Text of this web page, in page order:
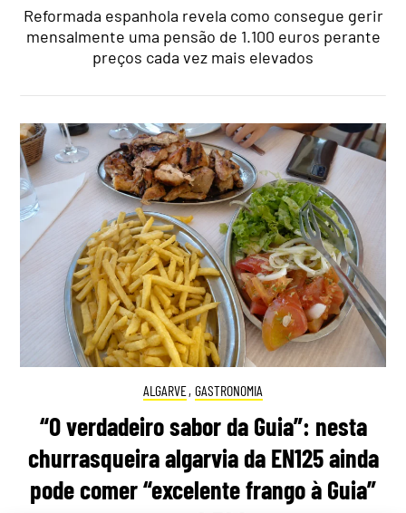
Reformada espanhola revela como consegue gerir
mensalmente uma pensão de 1.100 euros perante
preços cada vez mais elevados
ALGARVE, GASTRONOMIA
“O verdadeiro sabor da Guia”: nesta
churrasqueira algarvia da EN125 ainda
pode comer “excelente frango à Guia”